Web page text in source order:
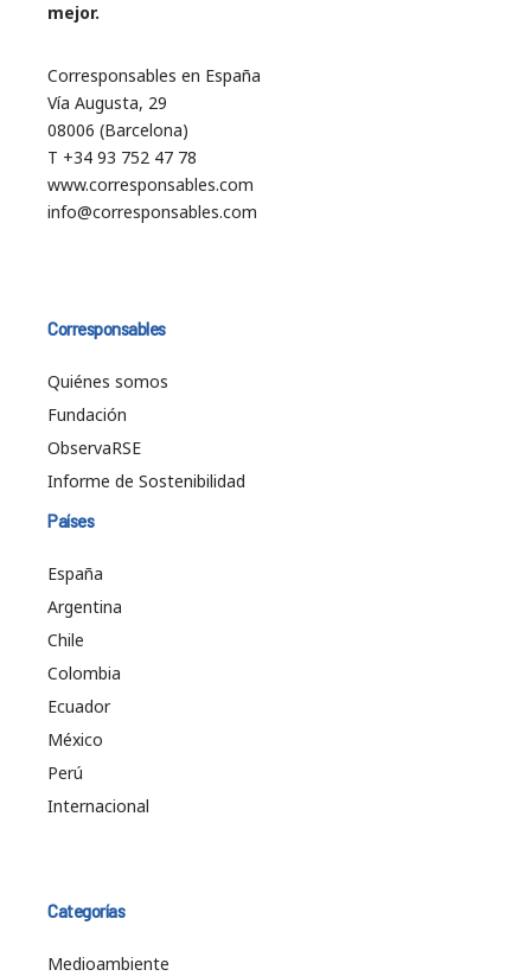
mejor.
Corresponsables en España
Vía Augusta, 29
08006 (Barcelona)
T +34 93 752 47 78
www.corresponsables.com
info@corresponsables.com
Corresponsables
Quiénes somos
Fundación
ObservaRSE
Informe de Sostenibilidad
Países
España
Argentina
Chile
Colombia
Ecuador
México
Perú
Internacional
Categorías
Medioambiente